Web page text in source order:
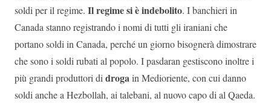
soldi per il regime. Il regime si è indebolito. I banchieri in
Canada stanno registrando i nomi di tutti gli iraniani che
portano soldi in Canada, perché un giorno bisognerà dimostrare
che sono i soldi rubati al popolo. I pasdaran gestiscono inoltre i
più grandi produttori di drogain Medioriente, con cui danno
soldi anche a Hezbollah, ai talebani, al nuovo capo di al Qaeda.